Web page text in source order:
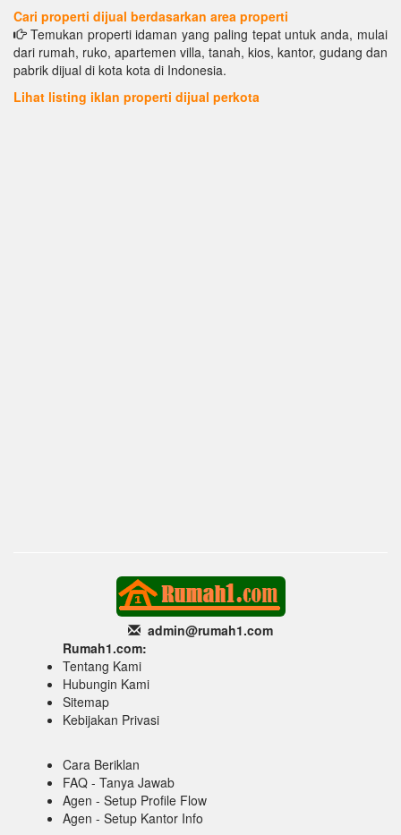
Cari properti dijual berdasarkan area properti
Temukan properti idaman yang paling tepat untuk anda, mulai
dari rumah, ruko, apartemen villa, tanah, kios, kantor, gudang dan
pabrik dijual di kota kota di Indonesia.
Lihat listing iklan properti dijual perkota
admin@rumah1.com
Rumah1.com:
Tentang Kami
Hubungin Kami
Sitemap
Kebijakan Privasi
Cara Beriklan
FAQ - Tanya Jawab
Agen - Setup Profile Flow
Agen - Setup Kantor Info